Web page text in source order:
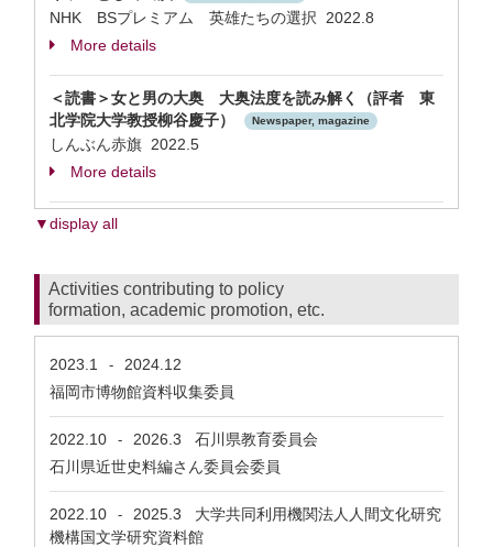
NHK BSプレミアム 英雄たちの選択 2022.8
More details
＜読書＞女と男の大奥 大奥法度を読み解く（評者 東
北学院大学教授柳谷慶子）
Newspaper, magazine
しんぶん赤旗 2022.5
More details
▼display all
Activities contributing to policy
formation, academic promotion, etc.
2023.1 -
2024.12
福岡市博物館資料収集委員
2022.10 - 2026.3 石川県教育委員会
石川県近世史料編さん委員会委員
2022.10 - 2025.3 大学共同利用機関法人人間文化研究
機構国文学研究資料館